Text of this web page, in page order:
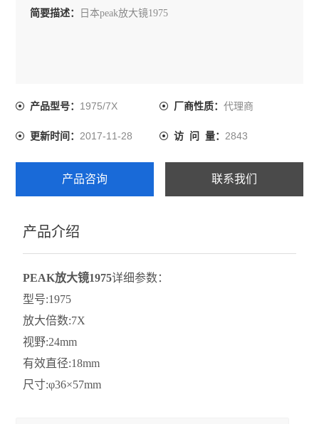
简要描述： 日本peak放大镜1975
产品型号： 1975/7X 厂商性质： 代理商
更新时间：2017-11-28 访 问 量： 2843
产品咨询 联系我们
产品介绍
PEAK放大镜1975详细参数：
型号:1975
放大倍数:7X
视野:24mm
有效直径:18mm
尺寸:φ36×57mm